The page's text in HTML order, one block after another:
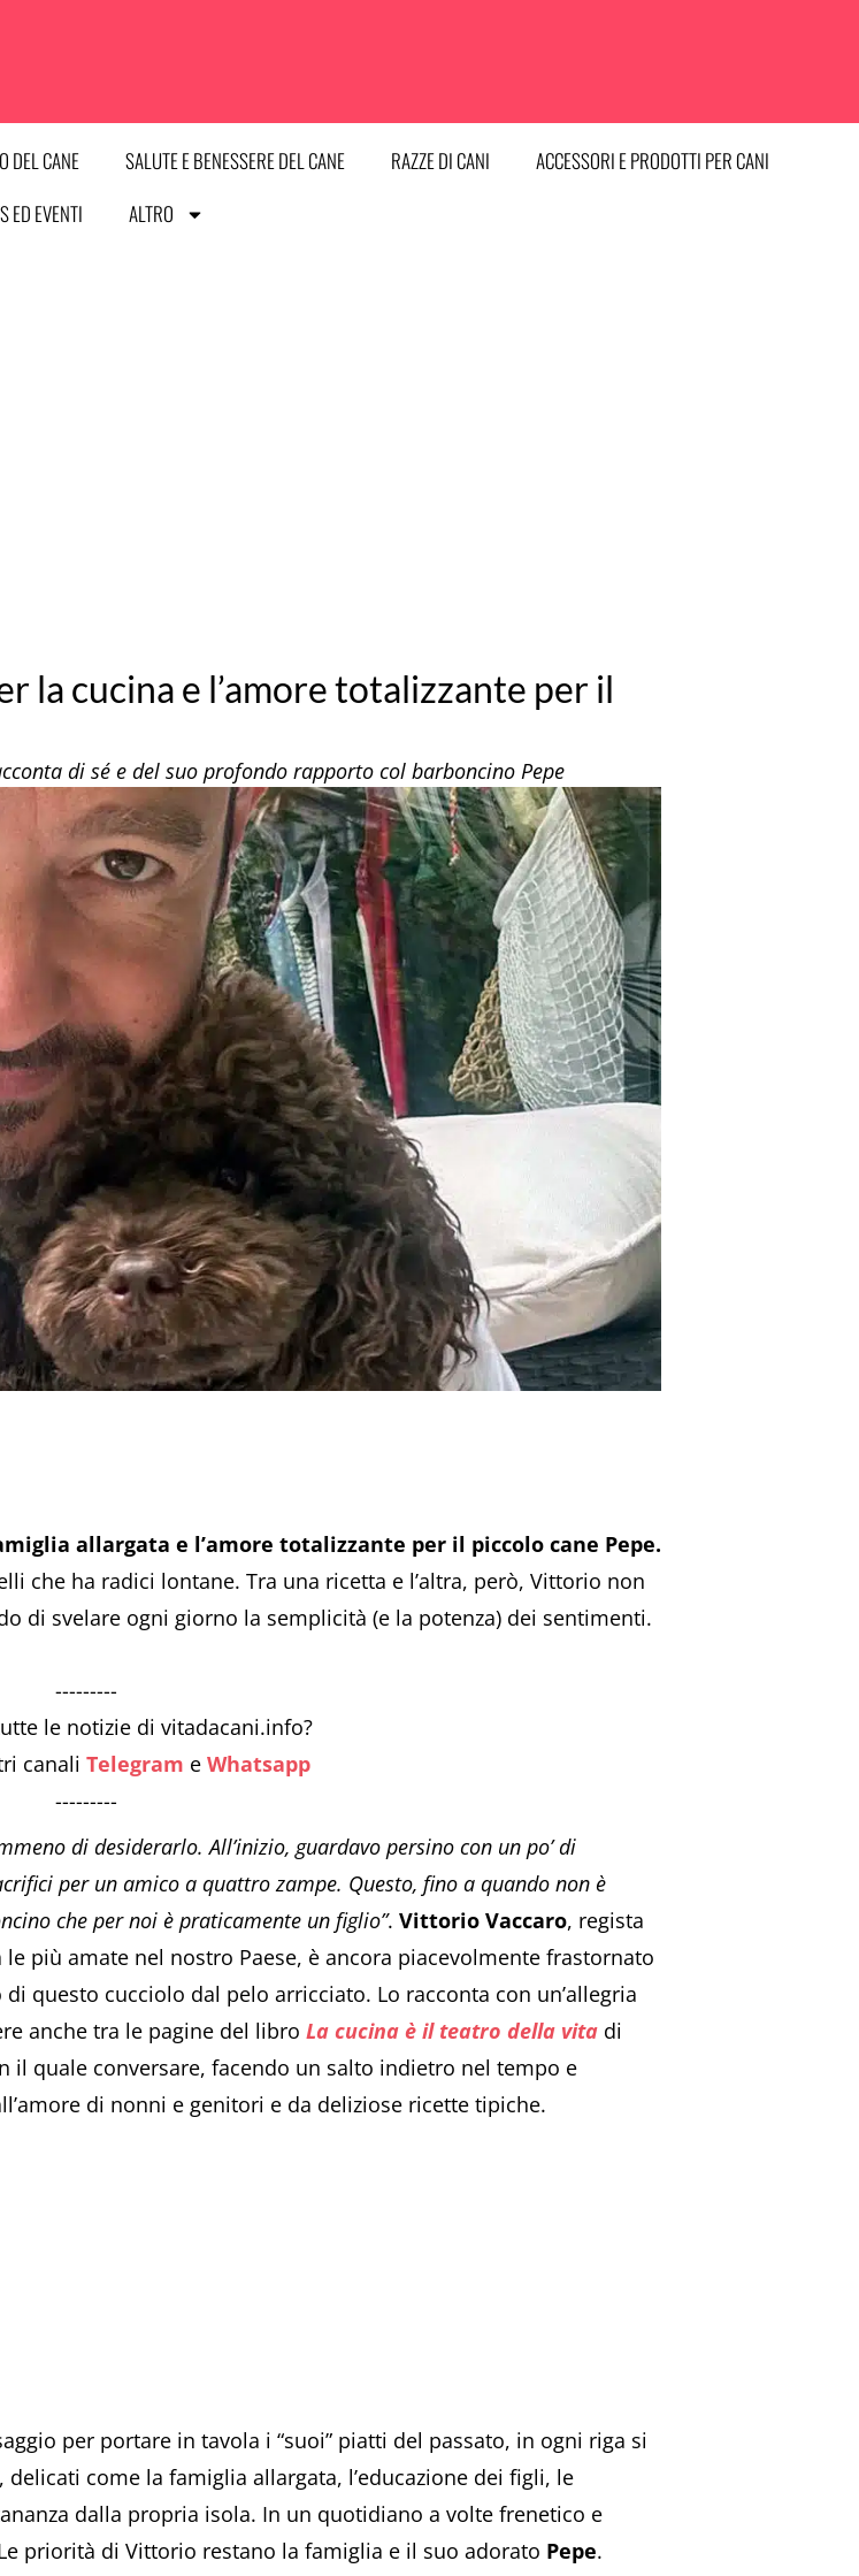
DEL CANE SALUTE E BENESSERE DEL CANE RAZZE DI CANI
ACCESSORI E PRODOTTI PER CANI
ED EVENTI
ALTRO
la cucina e l’amore totalizzante per il
di sé e del suo profondo rapporto col barboncino Pepe
allargata e l’amore totalizzante per il piccolo cane Pepe.
che ha radici lontane. Tra una ricetta e l’altra, però, Vittorio non
di svelare ogni giorno la semplicità (e la potenza) dei sentimenti.
---------
le notizie di vitadacani.info?
canali Telegram e Whatsapp
---------
di desiderarlo. All’inizio, guardavo persino con un po’ di
per un amico a quattro zampe. Questo, fino a quando non è
che per noi è praticamente un figlio”. Vittorio Vaccaro, regista
più amate nel nostro Paese, è ancora piacevolmente frastornato
questo cucciolo dal pelo arricciato. Lo racconta con un’allegria
anche tra le pagine del libro La cucina è il teatro della vita di
il quale conversare, facendo un salto indietro nel tempo e
di nonni e genitori e da deliziose ricette tipiche.
per portare in tavola i “suoi” piatti del passato, in ogni riga si
come la famiglia allargata, l’educazione dei figli, le
dalla propria isola. In un quotidiano a volte frenetico e
priorità di Vittorio restano la famiglia e il suo adorato Pepe.